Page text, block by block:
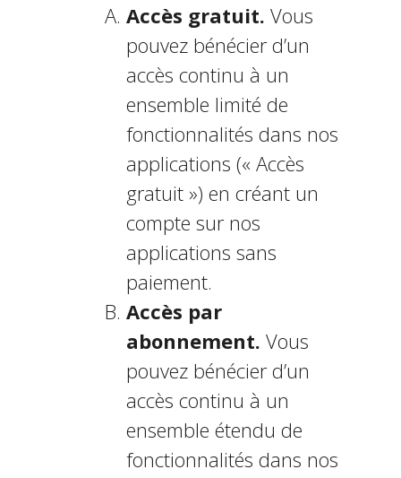
Accès gratuit. Vous
pouvez bénéficier d’un
accès continu à un
ensemble limité de
fonctionnalités dans nos
applications (« Accès
gratuit ») en créant un
compte sur nos
applications sans
paiement.
Accès par
abonnement. Vous
pouvez bénéficier d’un
accès continu à un
ensemble étendu de
fonctionnalités dans nos